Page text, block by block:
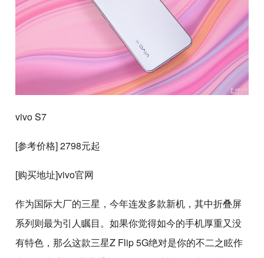
vivo S7
[参考价格] 2798元起
[购买地址]vivo官网
作为国际大厂的三星，今年连发多款新机，其中折叠屏
系列则最为引人瞩目。如果你觉得如今的手机厚重又没
有特色，那么这款三星Z Flip 5G绝对是你的不二之眩作